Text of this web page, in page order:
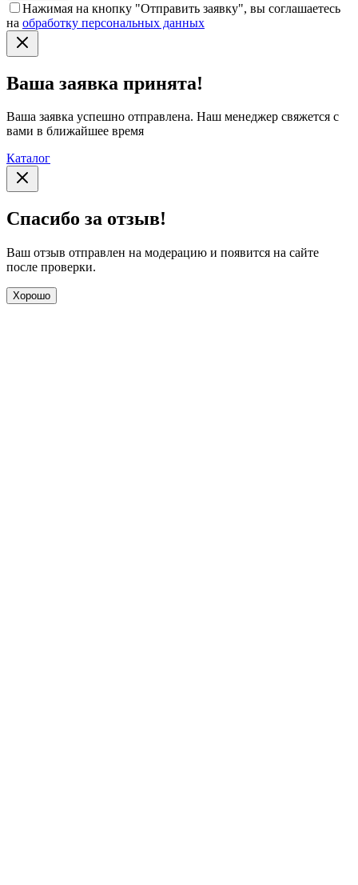
Нажимая на кнопку "Отправить заявку", вы соглашаетесь
на обработку персональных данных
Ваша заявка принята!
Ваша заявка успешно отправлена. Наш менеджер свяжется с
вами в ближайшее время
Каталог
Спасибо за отзыв!
Ваш отзыв отправлен на модерацию и появится на сайте
после проверки.
Хорошо